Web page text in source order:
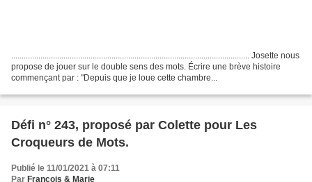
.................................................................................................................. Josette nous
propose de jouer sur le double sens des mots. Écrire une brève histoire
commençant par : "Depuis que je loue cette chambre...
Défi n° 243, proposé par Colette pour Les
Croqueurs de Mots.
Publié le 11/01/2021 à 07:11
Par François & Marie